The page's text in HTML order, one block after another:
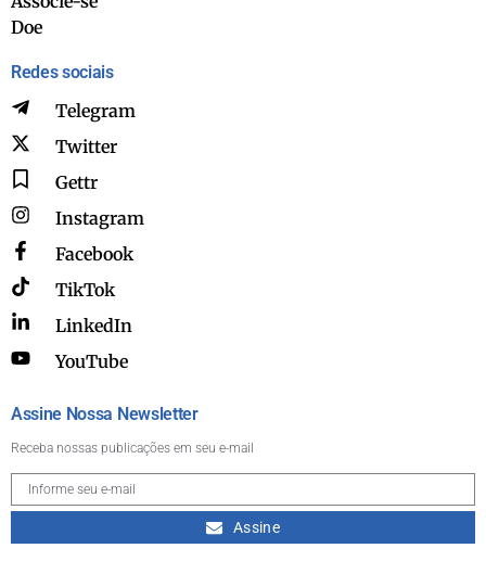
Doe
Redes sociais
Telegram
Twitter
Gettr
Instagram
Facebook
TikTok
LinkedIn
YouTube
Assine Nossa Newsletter
Receba nossas publicações em seu e-mail
Assine